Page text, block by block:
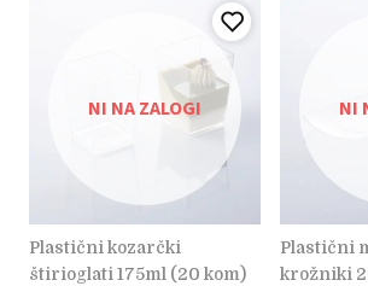
NI NA ZALOGI
plastični kozarčki
štirioglati 175ml (20 kom)
NI
plastični mini trikotni